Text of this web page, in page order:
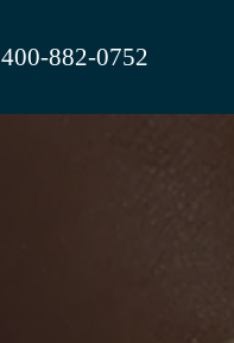
400-882-0752